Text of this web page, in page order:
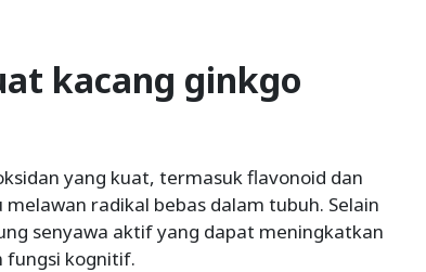
kacang ginkgo
yang kuat, termasuk flavonoid dan
radikal bebas dalam tubuh. Selain
senyawa aktif yang dapat meningkatkan
fungsi kognitif.